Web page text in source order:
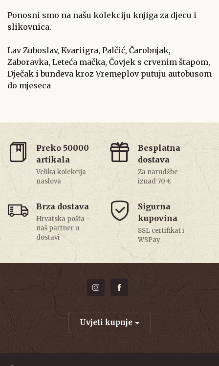
Ponosni smo na našu kolekciju knjiga za djecu i
slikovnica.
Lav Zuboslav, Kvariigra, Palčić, Čarobnjak,
Zaboravka, Leteća mačka, Čovjek s crvenim štapom,
Dječak i bundeva kroz Vremeplov putuju autobusom
do mjeseca
Preko 50000
artikala
Velika kolekcija
naslova
Besplatna
dostava
Za narudžbe
iznad 70 €
Brza dostava
Hrvatska pošta -
naš partner u
dostavi
Sigurna
kupovina
SSL certifikat i
WSPay
Uvjeti kupnje